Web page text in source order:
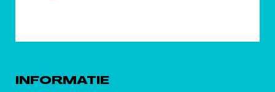
INFORMATIE